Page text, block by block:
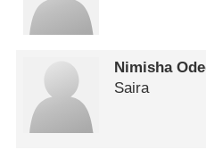
Nimisha
Saira